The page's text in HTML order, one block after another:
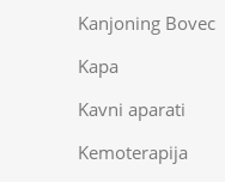
Kanjoning Bovec
Kapa
Kavni aparati
Kemoterapija